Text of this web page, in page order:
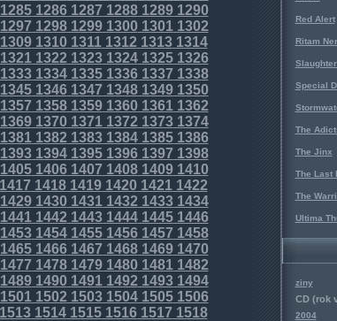
12861287 128812891290
12981299130013011302
131013111312 13131314
1322 1323132413251326
13331334133513361337 1338
13461347 134813491350
13581359136013611362
137013711372 13731374
1382 1383138413851386
13931394139513961397 1398
14061407 140814091410
14181419142014211422
143014311432 14331434
1442 1443144414451446
14531454145514561457 1458
14661467 146814691470
14781479148014811482
149014911492 14931494
1502 1503150415051506
15131514151515161517 1518
Red Alert
Ritam
Special
The
The Jinx
The Last
The
Ultima
ziny
CD (rok
2004